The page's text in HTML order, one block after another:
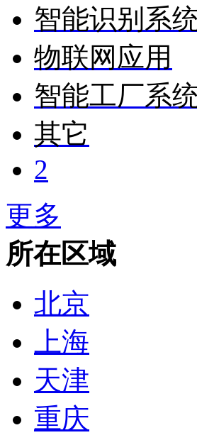
智能识别系
物联网应用
智能工厂系
其它
2
更多
所在区域
北京
上海
天津
重庆